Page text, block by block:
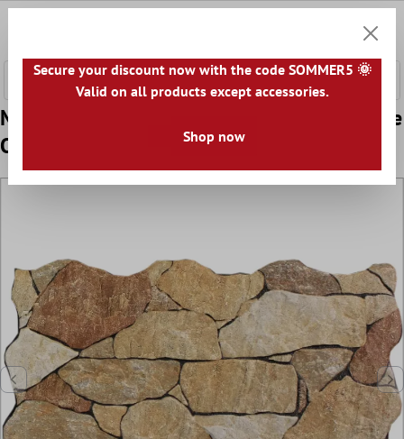
Mønster Veggfliser Eldorado Stein Utseende
Ocre
Secure your discount now with the code SOMMER5 🌞
Valid on all products except accessories.
Shop now